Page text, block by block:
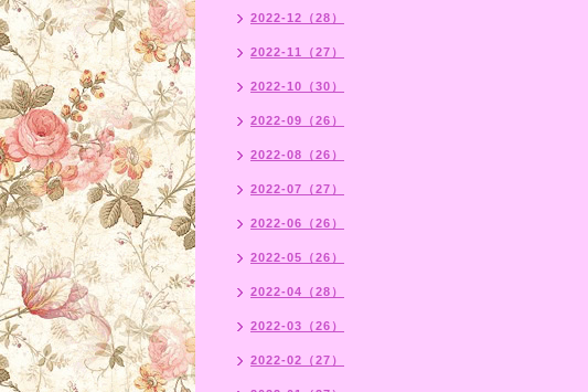
2022-12（28）
2022-11（27）
2022-10（30）
2022-09（26）
2022-08（26）
2022-07（27）
2022-06（26）
2022-05（26）
2022-04（28）
2022-03（26）
2022-02（27）